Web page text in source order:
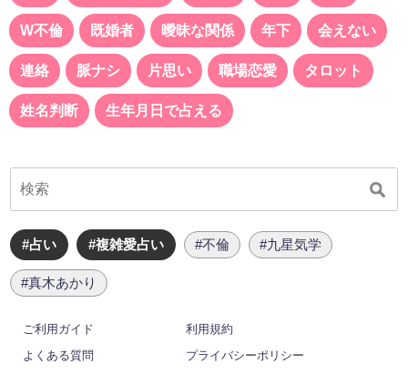
W不倫 既婚者 曖昧な関係 年下 会えない
連絡 脈ナシ 片思い 職場恋愛 タロット
姓名判断 生年月日で占える
#占い #複雑愛占い #不倫 #九星気学
#真木あかり
ご利用ガイド
利用規約
よくある質問
プライバシーポリシー